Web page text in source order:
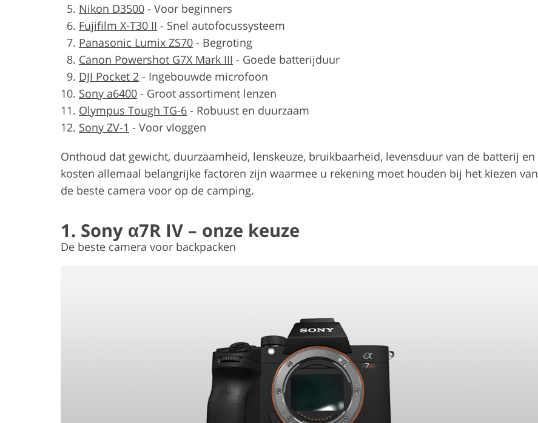
Nikon D3500 - Voor beginners
Fujifilm X-T30 II - Snel autofocussysteem
Panasonic Lumix ZS70 - Begroting
Canon Powershot G7X Mark III - Goede batterijduur
DJI Pocket 2 - Ingebouwde microfoon
Sony a6400 - Groot assortiment lenzen
Olympus Tough TG-6 - Robuust en duurzaam
Sony ZV-1 - Voor vloggen
Onthoud dat gewicht, duurzaamheid, lenskeuze, bruikbaarheid, levensduur van de batterij en
kosten allemaal belangrijke factoren zijn waarmee u rekening moet houden bij het kiezen van
de beste camera voor op de camping.
1. Sony α7R IV – onze keuze
De beste camera voor backpacken